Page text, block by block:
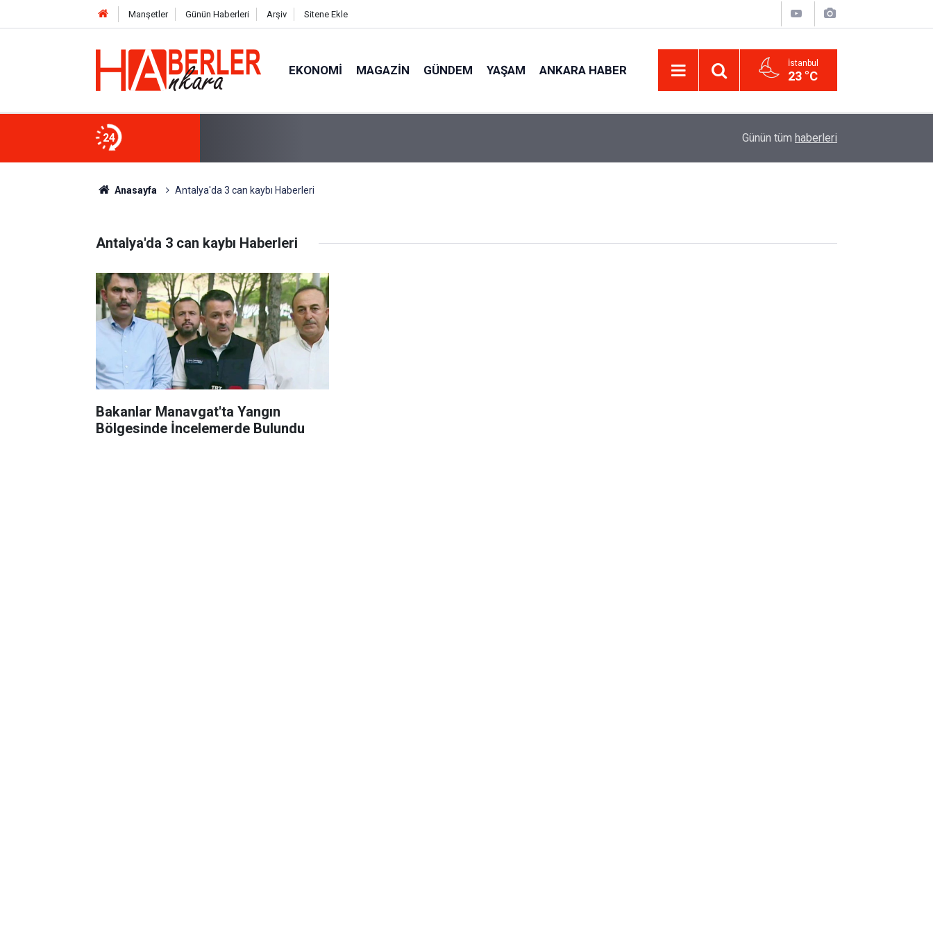
Manşetler Günün Haberleri Arşiv Sitene Ekle
EKONOMI MAGAZIN GÜNDEM YAŞAM ANKARA HABER İstanbul
23 °C
24 Günün tüm haberleri
Anasayfa Antalya'da 3 can kaybı Haberleri
Antalya'da 3 can kaybı Haberleri
Bakanlar Manavgat'ta Yangın
Bölgesinde İncelemerde Bulundu